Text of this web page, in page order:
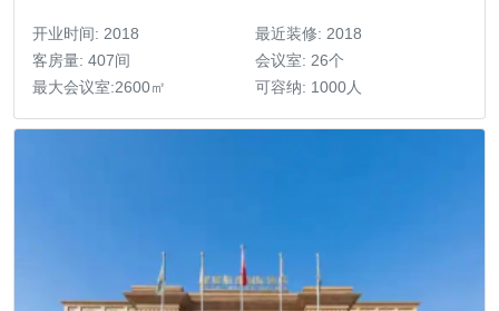
开业时间: 2018
最近装修: 2018
客房量: 407间
会议室: 26个
最大会议室:2600㎡
可容纳: 1000人